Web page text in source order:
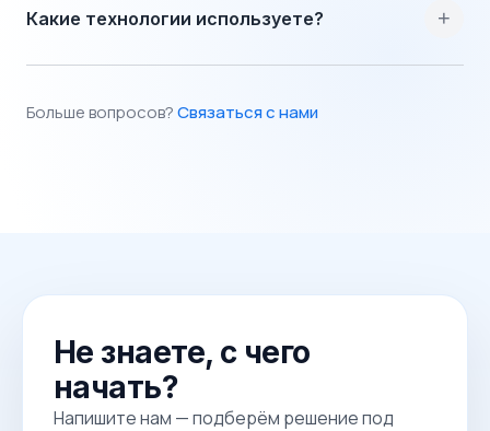
Какие технологии используете? +
Больше вопросов?Связаться с нами
Не знаете, с чего
начать?
Напишите нам — подберём решение под